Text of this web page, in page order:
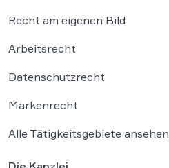
Recht am eigenen Bild
Arbeitsrecht
Datenschutzrecht
Markenrecht
Alle Tätigkeitsgebiete ansehen